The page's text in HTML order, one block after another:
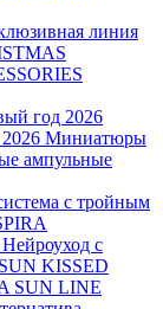
линия
год 2026
Миниатюры
ампульные
с тройным
Нейроуход с
KISSED
SUN LINE